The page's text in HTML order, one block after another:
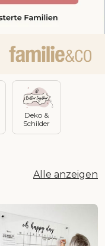
Deko &
Schilder
Alle anzeigen